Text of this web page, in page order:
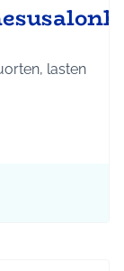
lasten
Kulttuuri ja